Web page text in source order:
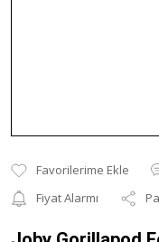
Fiyat Alarmı